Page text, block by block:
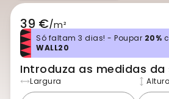
39 €/m²
Só faltam 3 dias! - Poupar 20%
WALL20
Introduza as medidas da
Largura Altura